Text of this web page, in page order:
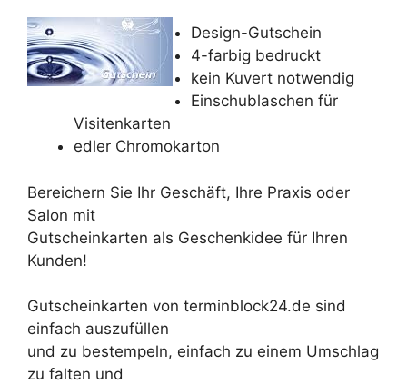
Design-Gutschein
4-farbig bedruckt
kein Kuvert notwendig
Einschublaschen für
Visitenkarten
edler Chromokarton
Bereichern Sie Ihr Geschäft, Ihre Praxis oder
Salon mit
Gutscheinkarten als Geschenkidee für Ihren
Kunden!
Gutscheinkarten von terminblock24.de sind
einfach auszufüllen
und zu bestempeln, einfach zu einem Umschlag
zu falten und